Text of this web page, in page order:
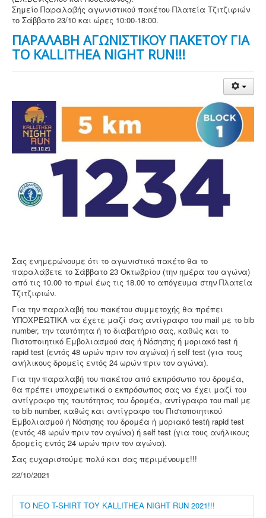
Σημείο Παραλαβής αγωνιστικού πακέτου Πλατεία Τζιτζιφιών
το Σάββατο 23/10 και ώρες 10:00-18:00.
ΠΑΡΑΛΑΒΗ ΑΓΩΝIΣΤΙΚΟΥ ΠΑΚΕΤΟΥ ΓΙΑ
ΤΟ KALLITHEA NIGHT RUN!!!
Σας ενημερώνουμε ότι το αγωνιστικό πακέτο θα το
παραλάβετε το Σάββατο 23 Οκτωβρίου (την ημέρα του αγώνα)
από τις 10.00 το πρωί έως τις 18.00 το απόγευμα στην Πλατεία
Τζιτζιφιών.
Για την παραλαβή του πακέτου συμμετοχής θα πρέπει
ΥΠΟΧΡΕΩΤΙΚΑ να έχετε μαζί σας αντίγραφο του mail με το bib
number, την ταυτότητα ή το διαβατήριο σας, καθώς και το
Πιστοποιητικό Εμβολιασμού σας ή Νόσησης ή μοριακό test ή
rapid test (εντός 48 ωρών πριν τον αγώνα) ή self test (για τους
ανήλικους δρομείς εντός 24 ωρών πριν τον αγώνα).
Για την παραλαβή του πακέτου από εκπρόσωπο του δρομέα,
θα πρέπει υποχρεωτικά ο εκπρόσωπος σας να έχει μαζί του
αντίγραφο της ταυτότητας του δρομέα, αντίγραφο του mail με
το bib number, καθώς και αντίγραφο του Πιστοποιητικού
Εμβολιασμού ή Νόσησης του δρομέα ή μοριακό testή rapid test
(εντός 48 ωρών πριν τον αγώνα) ή self test (για τους ανήλικους
δρομείς εντός 24 ωρών πριν τον αγώνα).
Σας ευχαριστούμε πολύ και σας περιμένουμε!!!
22/10/2021
ΤΟ ΝΕΟ T-SHIRT ΤΟΥ KALLITHEA NIGHT RUN 2021!!!